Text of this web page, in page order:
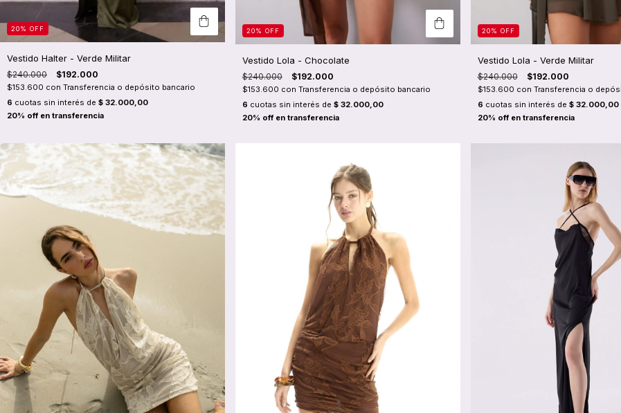
20% OFF
Vestido Halter - Verde Militar
$240.000 $192.000
$153.600 con Transferencia o depósito bancario
6 cuotas sin interés de $ 32.000,00
20% OFF
Vestido Lola - Chocolate
$240.000 $192.000
$153.600 con Transferencia o depósito bancario
6 cuotas sin interés de $ 32.000,00
20% OFF
Vestido Lola - Verde Militar
$240.000 $192.000
$153.600 con Transferencia o
6 cuotas sin interés de $ 32.000,00